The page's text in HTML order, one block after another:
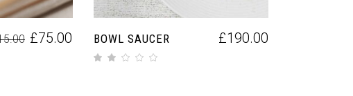
£75.00 BOWL SAUCER £190.00